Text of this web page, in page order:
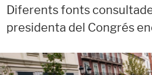
Diferents fonts
presidenta del Congrés